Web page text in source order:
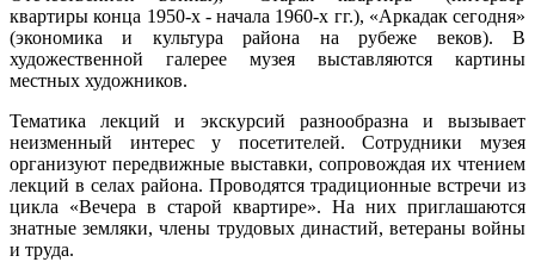
квартиры конца 1950-х - начала 1960-х гг.), «Аркадак сегодня»
(экономика и культура района на рубеже веков). В
художественной галерее музея выставляются картины
местных художников.
Тематика лекций и экскурсий разнообразна и вызывает
неизменный интерес у посетителей. Сотрудники музея
организуют передвижные выставки, сопровождая их чтением
лекций в селах района. Проводятся традиционные встречи из
цикла «Вечера в старой квартире». На них приглашаются
знатные земляки, члены трудовых династий, ветераны войны
и труда.